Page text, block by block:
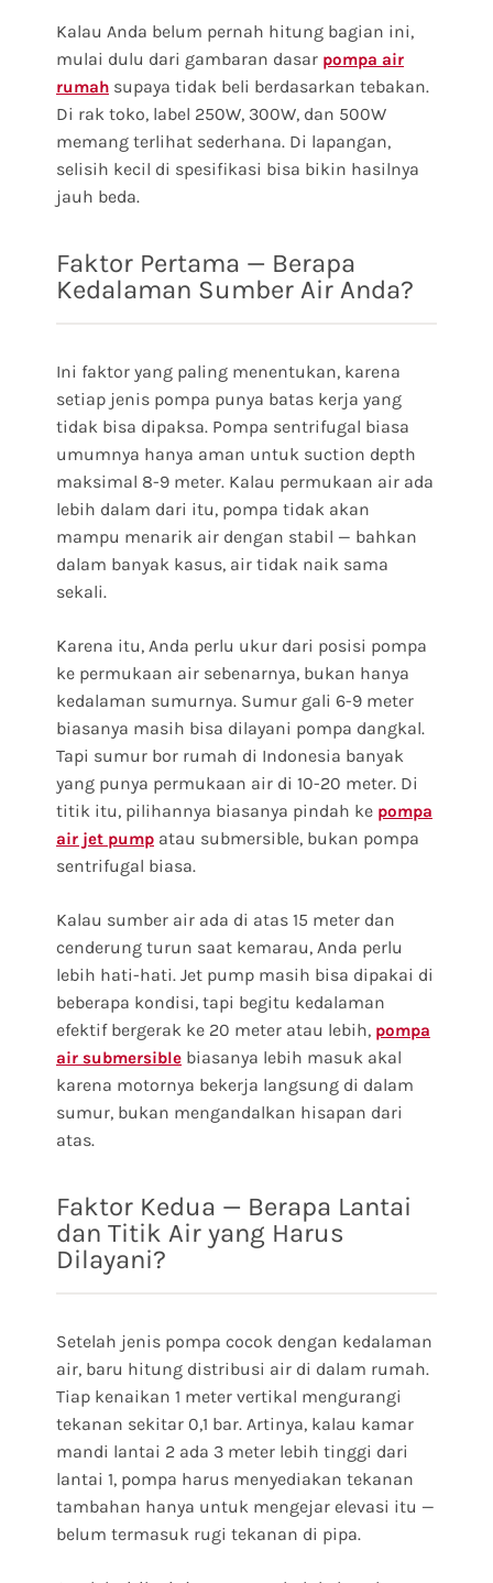
Kalau Anda belum pernah hitung bagian ini,
mulai dulu dari gambaran dasar pompa air
rumah supaya tidak beli berdasarkan tebakan.
Di rak toko, label 250W, 300W, dan 500W
memang terlihat sederhana. Di lapangan,
selisih kecil di spesifikasi bisa bikin hasilnya
jauh beda.
Faktor Pertama — Berapa
Kedalaman Sumber Air Anda?
Ini faktor yang paling menentukan, karena
setiap jenis pompa punya batas kerja yang
tidak bisa dipaksa. Pompa sentrifugal biasa
umumnya hanya aman untuk suction depth
maksimal 8-9 meter. Kalau permukaan air ada
lebih dalam dari itu, pompa tidak akan
mampu menarik air dengan stabil — bahkan
dalam banyak kasus, air tidak naik sama
sekali.
Karena itu, Anda perlu ukur dari posisi pompa
ke permukaan air sebenarnya, bukan hanya
kedalaman sumurnya. Sumur gali 6-9 meter
biasanya masih bisa dilayani pompa dangkal.
Tapi sumur bor rumah di Indonesia banyak
yang punya permukaan air di 10-20 meter. Di
titik itu, pilihannya biasanya pindah ke pompa
air jet pump atau submersible, bukan pompa
sentrifugal biasa.
Kalau sumber air ada di atas 15 meter dan
cenderung turun saat kemarau, Anda perlu
lebih hati-hati. Jet pump masih bisa dipakai di
beberapa kondisi, tapi begitu kedalaman
efektif bergerak ke 20 meter atau lebih, pompa
air submersible biasanya lebih masuk akal
karena motornya bekerja langsung di dalam
sumur, bukan mengandalkan hisapan dari
atas.
Faktor Kedua — Berapa Lantai
dan Titik Air yang Harus
Dilayani?
Setelah jenis pompa cocok dengan kedalaman
air, baru hitung distribusi air di dalam rumah.
Tiap kenaikan 1 meter vertikal mengurangi
tekanan sekitar 0,1 bar. Artinya, kalau kamar
mandi lantai 2 ada 3 meter lebih tinggi dari
lantai 1, pompa harus menyediakan tekanan
tambahan hanya untuk mengejar elevasi itu —
belum termasuk rugi tekanan di pipa.